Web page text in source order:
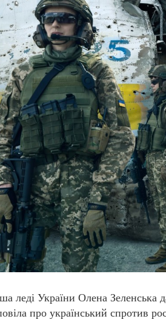
леді України Олена Зеленська
про український спротив